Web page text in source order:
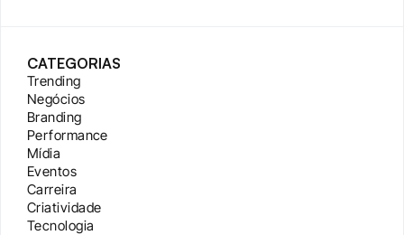
CATEGORIAS
Trending
Negócios
Branding
Performance
Mídia
Eventos
Carreira
Criatividade
Tecnologia